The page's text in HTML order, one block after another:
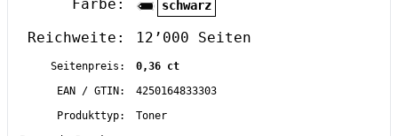
Farbe:
schwarz
Reichweite: 12’000 Seiten
Seitenpreis:
0,36 ct
EAN / GTIN:
4250164833303
Produkttyp:
Toner